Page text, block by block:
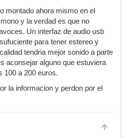
montado ahora mismo en el
y la verdad es que no
Un interfaz de audio usb
para tener estereo y
tendria mejor sonido a parte
aconsejar alguno que estuviera
100 a 200 euros.
la informacion y perdon por el